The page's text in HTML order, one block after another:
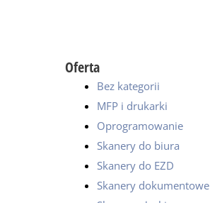
Oferta
Bez kategorii
MFP i drukarki
Oprogramowanie
Skanery do biura
Skanery do EZD
Skanery dokumentowe